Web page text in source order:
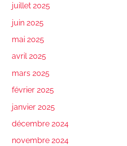
juillet 2025
juin 2025
mai 2025
avril 2025
mars 2025
février 2025
janvier 2025
décembre 2024
novembre 2024